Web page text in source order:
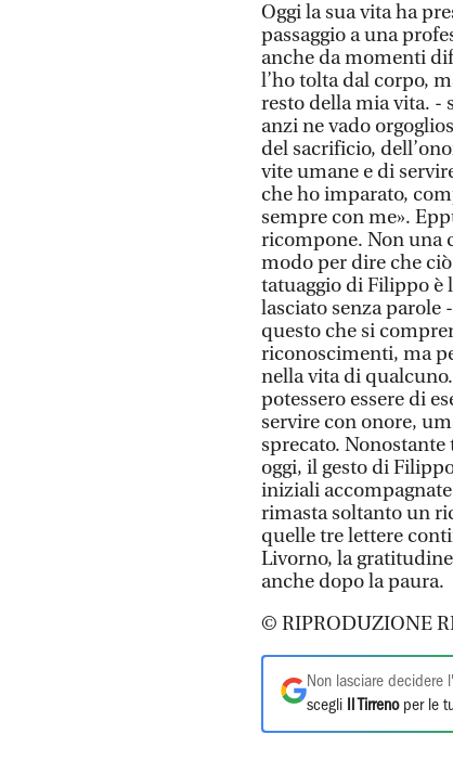
Oggi la sua vita ha
passaggio a una
anche da momenti
l’ho tolta dal corpo,
resto della mia vita. -
anzi ne vado
del sacrificio,
vite umane e di
che ho imparato,
sempre con me».
ricompone. Non una
modo per dire che
tatuaggio di Filippo è
lasciato senza parole
questo che si
riconoscimenti, ma
nella vita di
potessero essere di
servire con onore,
sprecato.
oggi, il gesto di
iniziali
rimasta soltanto un
quelle tre lettere
Livorno, la
anche dopo la paura.
© RIPRODUZIONE
Non lasciare decidere
scegli
Il Tirrenoper le